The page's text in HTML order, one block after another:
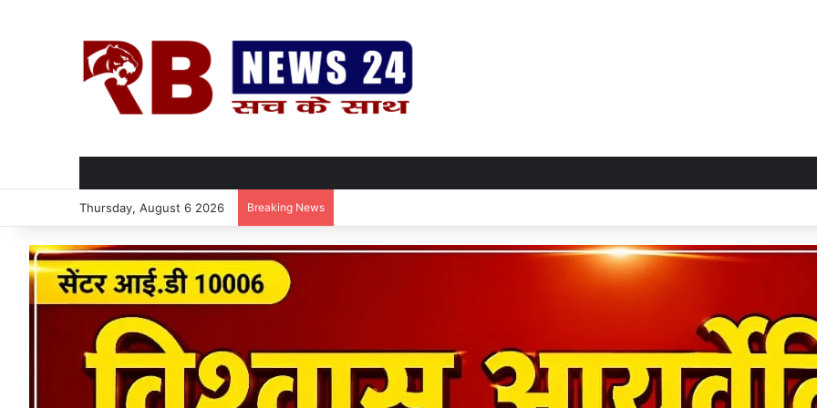
Thursday, August 6 2026 Breaking News